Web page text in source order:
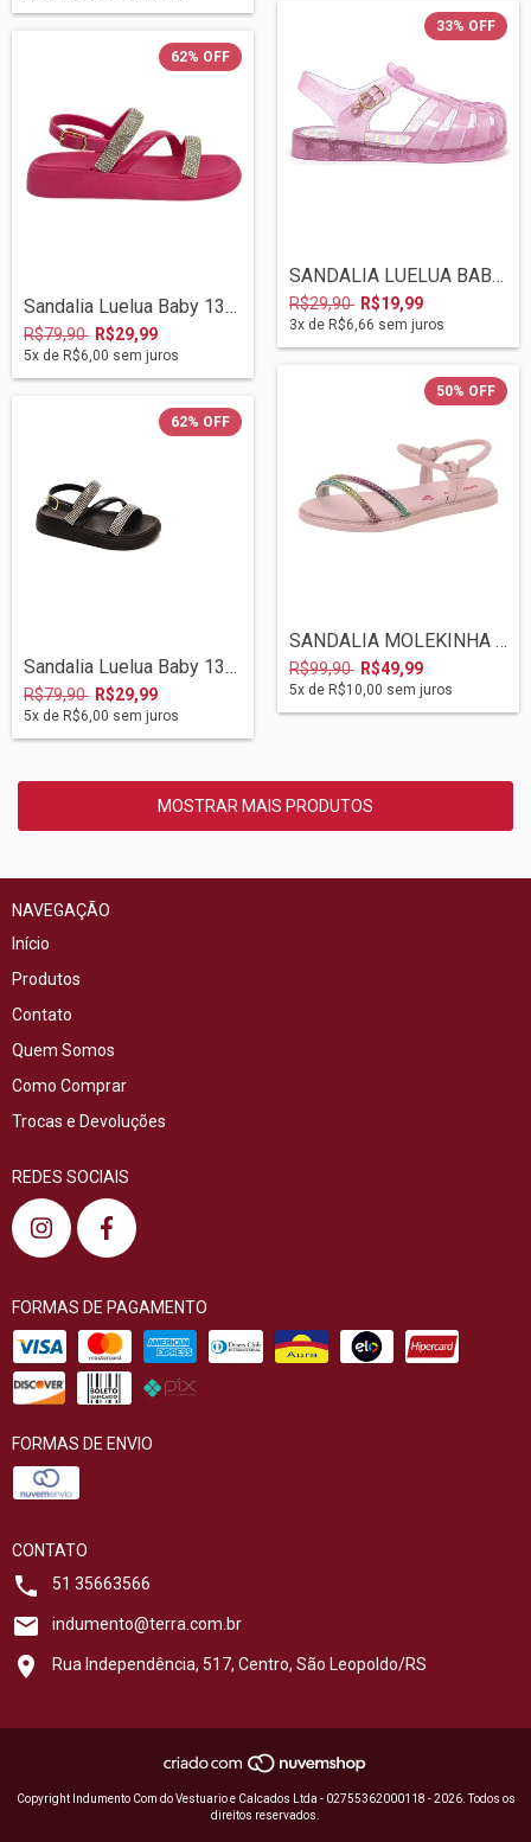
62% OFF
Sandalia Luelua Baby 136000-294 Magenta
R$79,90 R$29,99
5x de R$6,00 sem juros
33% OFF
SANDALIA LUELUA BABY 11/2023 54042 ROSA
R$29,90 R$19,99
3x de R$6,66 sem juros
62% OFF
Sandalia Luelua Baby 136000-07 Preto
R$79,90 R$29,99
5x de R$6,00 sem juros
50% OFF
SANDALIA MOLEKINHA 09/2023 2312252 ROSA/...
R$99,90 R$49,99
5x de R$10,00 sem juros
MOSTRAR MAIS PRODUTOS
NAVEGAÇÃO
Início
Produtos
Contato
Quem Somos
Como Comprar
Trocas e Devoluções
REDES SOCIAIS
FORMAS DE PAGAMENTO
FORMAS DE ENVIO
CONTATO
51 35663566
indumento@terra.com.br
Rua Independência, 517, Centro, São Leopoldo/RS
Copyright Indumento Com do Vestuario e Calcados Ltda - 02755362000118 - 2026. Todos os
direitos reservados.